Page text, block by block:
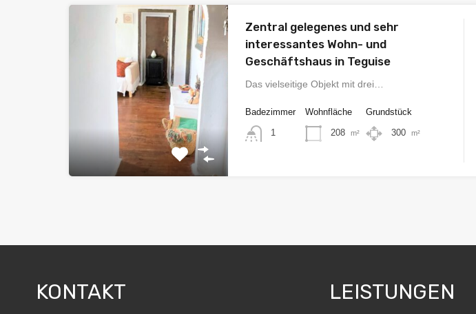
Zentral gelegenes und sehr
interessantes Wohn- und
Geschäftshaus in Teguise
Das vielseitige Objekt mit drei…
Badezimmer
1
Wohnfläche
208
m²
Grundstück
300
m²
KONTAKT LEISTUNGEN